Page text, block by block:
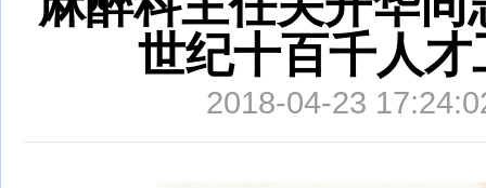
工作”专栏 代表院内
拜访工作
世纪十百千人
2018-04-23